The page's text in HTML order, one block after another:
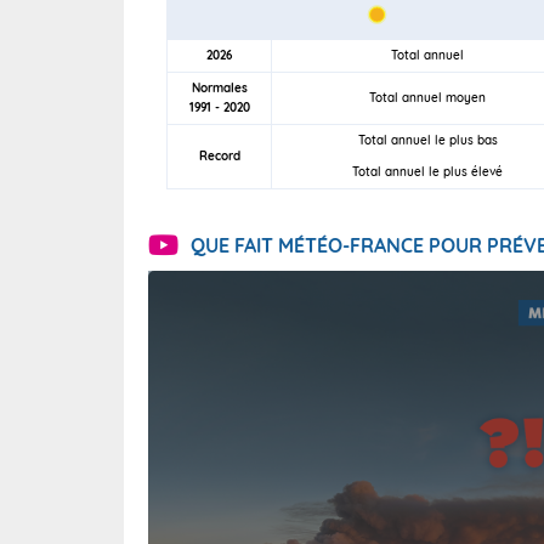
2026 Total annuel
Normales
1991 - 2020
Total annuel moyen
Record
Total annuel le plus bas
Total annuel le plus élevé
QUE FAIT MÉTÉO-FRANCE POUR: 20/27 Paris
Clermont-Fd
Limoges :
Lille : 24/34
Cet après-
Temps
(47),
Garonne
Alpes-
Drôme